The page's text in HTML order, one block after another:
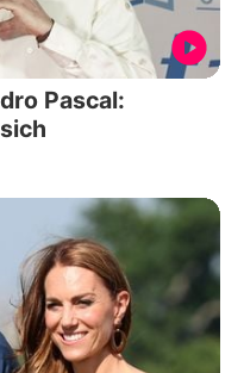
Pascal: